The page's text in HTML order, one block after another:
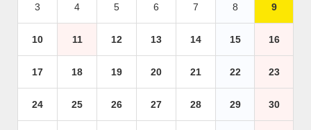
3 4 5 6 7 8 9
10 11 12 13 14 15 16
17 18 19 20 21 22 23
24 25 26 27 28 29 30